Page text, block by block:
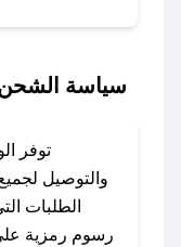
كود خصم
الكوبون،
سياسة الشحن
توفر
والتوصيل
الطلبات
رسوم رمزية